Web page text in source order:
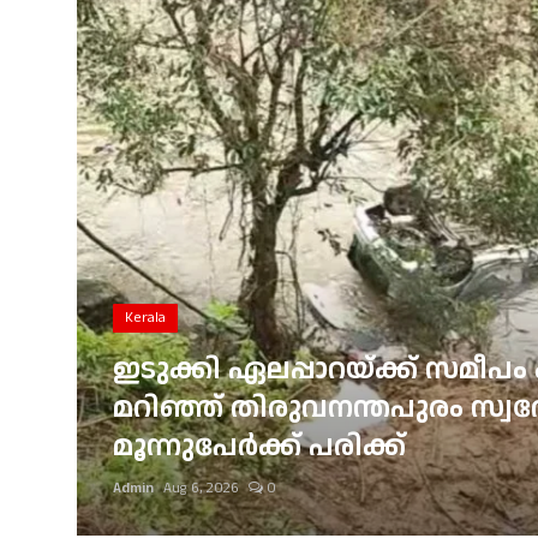
Gulf News
Loksabha Election 2024
Technology
Jobs Mall
Automotive
Shop Online
Education
Business
Kerala
ഇടുക്കി ഏലപ്പാറയ്ക്ക് സമീപം
മറിഞ്ഞ് തിരുവനന്തപുരം
മൂന്നുപേർക്ക് പരിക്ക്
Admin Aug 6, 2026 0